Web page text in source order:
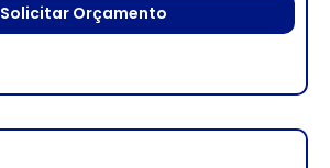
Solicitar Orçamento